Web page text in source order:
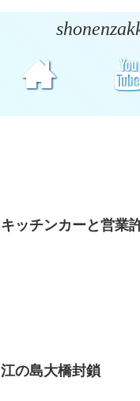
キッチンカーと営業
江の島大橋封鎖